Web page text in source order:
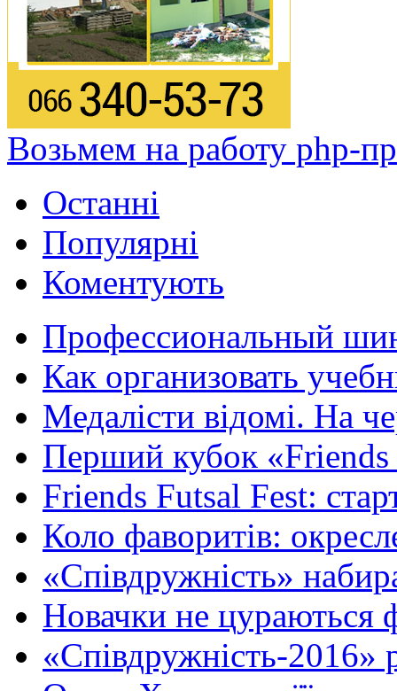
Возьмем на работу php-
Останні
Популярні
Коментують
Профессиональный
Как организовать
Медалісти відомі. На
Перший кубок «Friends
Friends Futsal Fest:
Коло фаворитів:
«Співдружність»
Новачки не цураються
«Співдружність-2016»